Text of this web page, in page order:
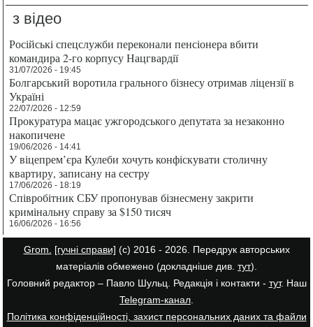
з відео
Російські спецслужби переконали пенсіонера вбити
командира 2-го корпусу Нацгвардії
31/07/2026 - 19:45
Болгарський воротила грального бізнесу отримав ліцензії в
Україні
22/07/2026 - 12:59
Прокуратура мацає ужгородського депутата за незаконно
накопичене
19/06/2026 - 14:41
У віцепрем’єра Кулеби хочуть конфіскувати столичну
квартиру, записану на сестру
17/06/2026 - 18:19
Співробітник СБУ пропонував бізнесмену закрити
кримінальну справу за $150 тисяч
16/06/2026 - 16:56
Grom. [гучні справи] (с) 2016 - 2026. Передрук авторських
матеріалів обмежено (докладніше див. тут).
Головний редактор – Павло Шульц. Редакція і контакти - тут. Наш
Telegram-канал.
Політика конфіденційності, захист персональних даних та файли